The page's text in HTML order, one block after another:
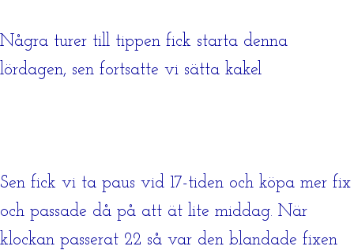
Några turer till tippen fick starta denna
lördagen, sen fortsatte vi sätta kakel
Sen fick vi ta paus vid 17-tiden och köpa mer fix
och passade då på att ät lite middag. När
klockan passerat 22 så var den blandade fixen